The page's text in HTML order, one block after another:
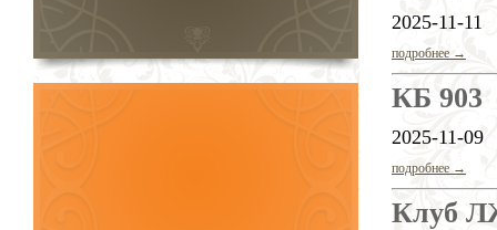
2025-11-11
подробнее →
КБ 903
2025-11-09
подробнее →
Клуб